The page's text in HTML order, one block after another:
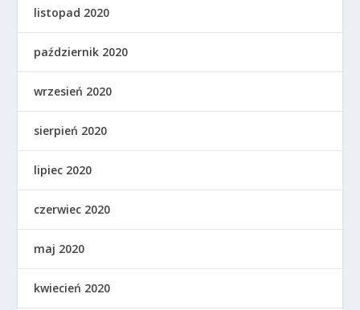
listopad 2020
październik 2020
wrzesień 2020
sierpień 2020
lipiec 2020
czerwiec 2020
maj 2020
kwiecień 2020